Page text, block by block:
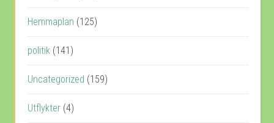
Hemmaplan (125)
politik (141)
Uncategorized (159)
Utflykter (4)